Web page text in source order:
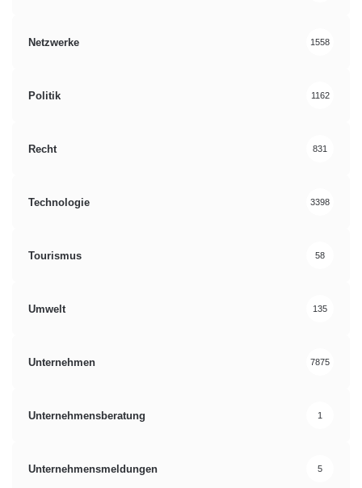
Netzwerke 1558
Politik 1162
Recht 831
Technologie 3398
Tourismus 58
Umwelt 135
Unternehmen 7875
Unternehmensberatung 1
Unternehmensmeldungen 5